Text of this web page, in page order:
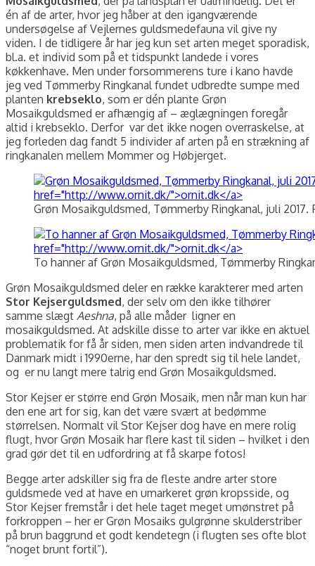
én af de arter, hvor jeg håber at den igangværende
undersøgelse af Vejlernes guldsmedefauna vil give ny
viden. I de tidligere år har jeg kun set arten meget sporadisk,
bl.a. et individ som på et tidspunkt landede i vores
køkkenhave. Men under forsommerens ture i kano havde
jeg ved Tømmerby Ringkanal fundet udbredte sumpe med
planten krebseklo, som er dén plante Grøn
Mosaikguldsmed er afhængig af – æglægningen foregår
altid i krebseklo. Derfor var det ikke nogen overraskelse, at
jeg forleden dag fandt 5 individer af arten på en strækning af
ringkanalen mellem Mommer og Høbjerget.
Grøn Mosaikguldsmed, Tømmerby Ringkanal, juli
To hanner af Grøn Mosaikguldsmed, Tømmerby
Grøn Mosaikguldsmed deler en række karakterer med arten
Stor Kejserguldsmed, der selv om den ikke tilhører
samme slægt Aeshna, på alle måder ligner en
mosaikguldsmed. At adskille disse to arter var ikke en aktuel
problematik for få år siden, men siden arten indvandrede til
Danmark midt i 1990erne, har den spredt sig til hele landet,
og er nu langt mere talrig end Grøn Mosaikguldsmed.
Stor Kejser er større end Grøn Mosaik, men når man kun har
den ene art for sig, kan det være svært at bedømme
størrelsen. Normalt vil Stor Kejser dog have en mere rolig
flugt, hvor Grøn Mosaik har flere kast til siden – hvilket i den
grad gør det til en udfordring at få skarpe fotos!
Begge arter adskiller sig fra de fleste andre arter store
guldsmede ved at have en umarkeret grøn kropsside, og
Stor Kejser fremstår i det hele taget meget umønstret på
forkroppen – her er Grøn Mosaiks gulgrønne skulderstriber
på brun baggrund et godt kendetegn (i flugten ses ofte blot
“noget brunt fortil”).